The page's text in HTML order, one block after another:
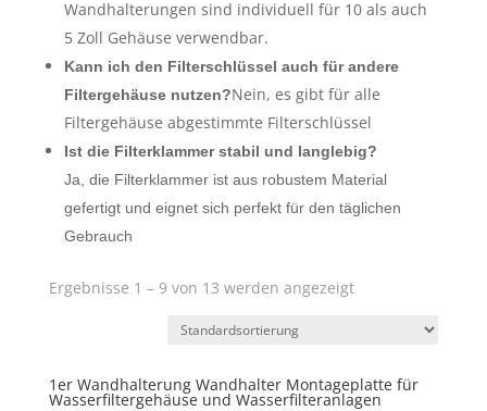
Wandhalterungen sind individuell für 10 als auch
5 Zoll Gehäuse verwendbar.
Kann ich den Filterschlüssel auch für andere
Filtergehäuse nutzen?Nein, es gibt für alle
Filtergehäuse abgestimmte Filterschlüssel
Ist die Filterklammer stabil und langlebig?
Ja, die Filterklammer ist aus robustem Material
gefertigt und eignet sich perfekt für den täglichen
Gebrauch
Ergebnisse 1 – 9 von 13 werden angezeigt
1er Wandhalterung Wandhalter Montageplatte für
Wasserfiltergehäuse und Wasserfilteranlagen